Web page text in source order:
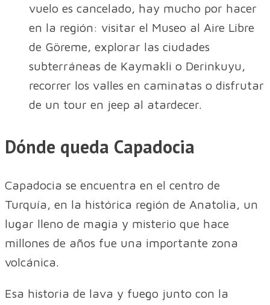
vuelo es cancelado, hay mucho por hacer
en la región: visitar el Museo al Aire Libre
de Göreme, explorar las ciudades
subterráneas de Kaymakli o Derinkuyu,
recorrer los valles en caminatas o disfrutar
de un tour en jeep al atardecer.
Dónde queda Capadocia
Capadocia se encuentra en el centro de
Turquía, en la histórica región de Anatolia, un
lugar lleno de magia y misterio que hace
millones de años fue una importante zona
volcánica.
Esa historia de lava y fuego junto con la